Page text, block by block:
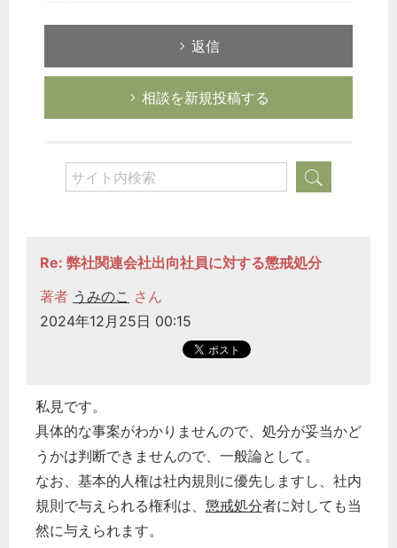
返信
相談を新規投稿する
Re: 弊社関連会社出向社員に対する懲戒処分
著者 うみのこ さん
2024年12月25日 00:15
私見です。
具体的な事案がわかりませんので、処分が妥当かど
うかは判断できませんので、一般論として。
なお、基本的人権は社内規則に優先しますし、社内
規則で与えられる権利は、 懲戒処分者に対しても当
然に与えられます。